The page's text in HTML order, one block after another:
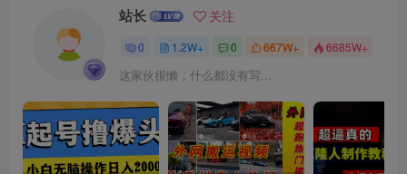
站长 关注
0 1.2W+ 0 667W+ 6685W+
这家伙很懒，什么都没有写...